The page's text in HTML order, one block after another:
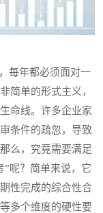
每年都必须面对一
简单的形式主义，
命线。许多企业家
条件的疏忽，导致
么，究竟需要满足
”呢？简单来说，它
性完成的综合性合
多个维度的硬性要